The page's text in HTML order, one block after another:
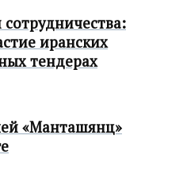
иранских
тендерах
«Манташянц»